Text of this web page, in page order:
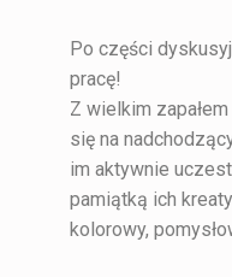
Po części
pracę!
Z wielkim
się na
im aktywnie
pamiątką ich
kolorowy,